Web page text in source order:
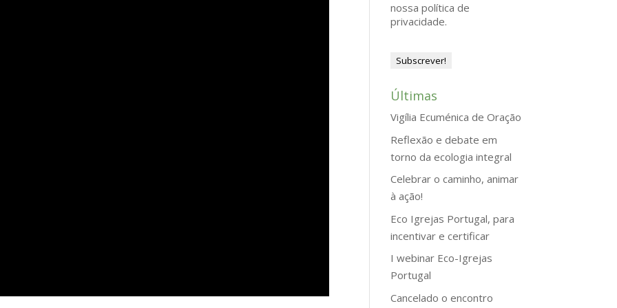
nossa política de
privacidade.
Últimas
Vigília Ecuménica de Oração
Reflexão e debate em
torno da ecologia integral
Celebrar o caminho, animar
à ação!
Eco Igrejas Portugal, para
incentivar e certificar
I webinar Eco-Igrejas
Portugal
Cancelado o encontro